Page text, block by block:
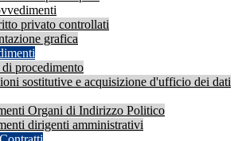
privato controllati
grafica
procedimento
sostitutive e acquisizione d'ufficio dei dati
Organi di Indirizzo Politico
dirigenti amministrativi